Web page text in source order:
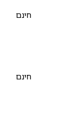
חינם
חינם